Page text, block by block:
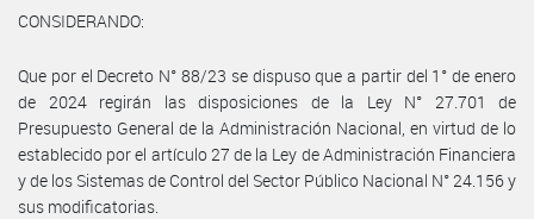
CONSIDERANDO:
Que por el Decreto N° 88/23 se dispuso que a partir del 1° de enero
de 2024 regirán las disposiciones de la Ley N° 27.701 de
Presupuesto General de la Administración Nacional, en virtud de lo
establecido por el artículo 27 de la Ley de Administración Financiera
y de los Sistemas de Control del Sector Público Nacional N° 24.156 y
sus modificatorias.